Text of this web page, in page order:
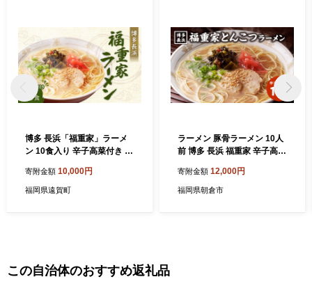
博多 長浜「福重家」ラーメ
ン 10食入り 辛子高菜付き 豚
寄附金額 10,000円
福岡県遠賀町
ラーメン 豚骨ラーメン 10人
前 博多 長浜 福重家 辛子高菜
とんこつ 福岡
寄附金額 12,000円
福岡県朝倉市
この自治体のおすすめ返礼品